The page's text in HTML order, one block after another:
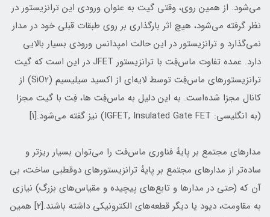
می‌شود. از همین روی، وقتی گیت به عنوان ورودی این ترانزیستور در
نظر گرفته می‌شود، هیچ اثر بارگذاری بر روی طبقات قبلی خود در مدار
نمی‌گذارد و ترانزیستور در این حالت امپدانس ورودی بسیار بالایی
دارد. عمده تفاوت ماس‌فِت با ترانزیستور JFET در این است که گیت
ترانزیستورهای ماس‌فِت توسط لایه‌ای از اکسید سیلیسیم (SiO2) از
کانال مجزا شده‌است. به این دلیل به ماس‌فِت ها، فِت با گیت مجزا
(به انگلیسی: IGFET, Insulated Gate FET) نیز گفته می‌شود.[۱]
مدارهای مجتمع بر پایهٔ فناوری ماس‌فت را می‌توان بسیار ریزتر و
ساده‌تر از مدارهای مجتمع بر پایهٔ ترانزیستورهای دوقطبی ساخت، بی
آن که (حتی در مدارها و تابع‌های پیچیده و مقیاس‌های بزرگ) نیازی
به مقاومت، دیود یا دیگر قطعه‌های الکترونیکی داشته باشند.[۲] همین